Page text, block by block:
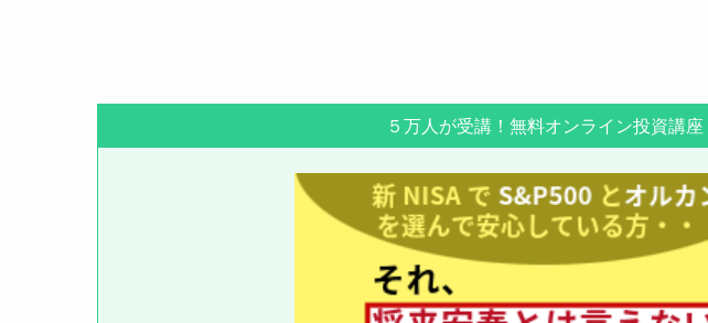
５万人が受講！無料オンライン投資講座